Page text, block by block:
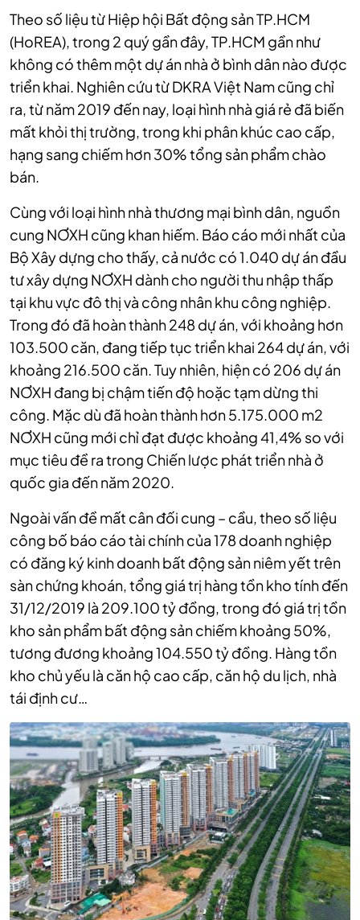
Theo số liệu từ Hiệp hội Bất động sản TP.HCM
(HoREA), trong 2 quý gần đây, TP.HCM gần như
không có thêm một dự án nhà ở bình dân nào được
triển khai. Nghiên cứu từ DKRA Việt Nam cũng chỉ
ra, từ năm 2019 đến nay, loại hình nhà giá rẻ đã biến
mất khỏi thị trường, trong khi phân khúc cao cấp,
hạng sang chiếm hơn 30% tổng sản phẩm chào
bán.
Cùng với loại hình nhà thương mại bình dân, nguồn
cung NƠXH cũng khan hiếm. Báo cáo mới nhất của
Bộ Xây dựng cho thấy, cả nước có 1.040 dự án đầu
tư xây dựng NƠXH dành cho người thu nhập thấp
tại khu vực đô thị và công nhân khu công nghiệp.
Trong đó đã hoàn thành 248 dự án, với khoảng hơn
103.500 căn, đang tiếp tục triển khai 264 dự án, với
khoảng 216.500 căn. Tuy nhiên, hiện có 206 dự án
NƠXH đang bị chậm tiến độ hoặc tạm dừng thi
công. Mặc dù đã hoàn thành hơn 5.175.000 m2
NƠXH cũng mới chỉ đạt được khoảng 41,4% so với
mục tiêu đề ra trong Chiến lược phát triển nhà ở
quốc gia đến năm 2020.
Ngoài vấn đề mất cân đối cung – cầu, theo số liệu
công bố báo cáo tài chính của 178 doanh nghiệp
có đăng ký kinh doanh bất động sản niêm yết trên
sàn chứng khoán, tổng giá trị hàng tồn kho tính đến
31/12/2019 là 209.100 tỷ đồng, trong đó giá trị tồn
kho sản phẩm bất động sản chiếm khoảng 50%,
tương đương khoảng 104.550 tỷ đồng. Hàng tồn
kho chủ yếu là căn hộ cao cấp, căn hộ du lịch, nhà
tái định cư…